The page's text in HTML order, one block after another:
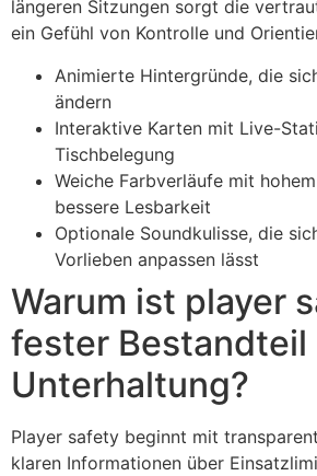
längeren Sitzungen sorgt die
ein Gefühl von Kontrolle und
Animierte Hintergründe, die
ändern
Interaktive Karten mit Live-
Tischbelegung
Weiche Farbverläufe mit
bessere Lesbarkeit
Optionale Soundkulisse, die
Vorlieben anpassen lässt
Warum ist player
fester Bestandteil
Unterhaltung?
Player safety beginnt mit
klaren Informationen über